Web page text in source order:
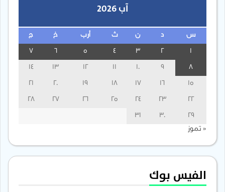
آب 2026
س ن ث أرب خ ج
3
13
14
15
16
17
18
19
20
21
22
23
24
25
26
27
28
29
30
31
« تموز
الفيس بوك